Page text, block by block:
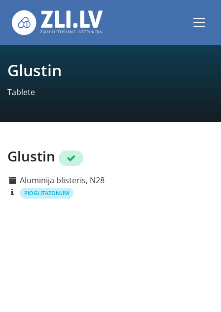
Glustin
Tablete
Glustin
Alumīnija blisteris, N28
PIOGLITAZONUM